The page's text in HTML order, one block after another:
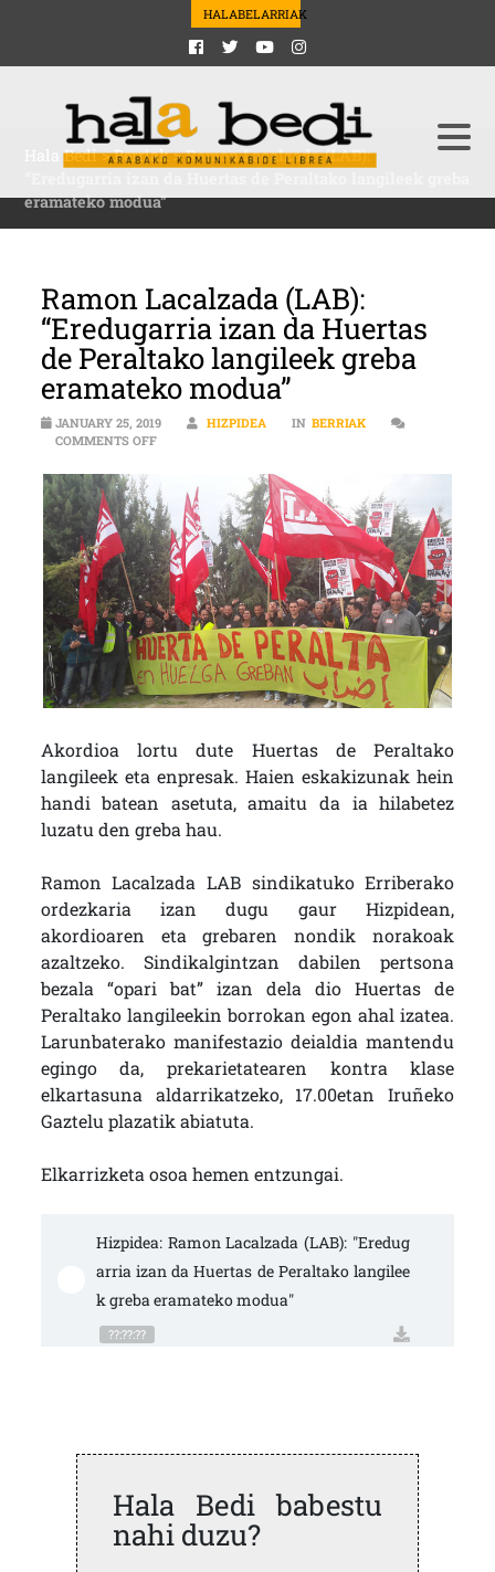
HALABELARRIAK
Hala Bedi>Berriak>Ramon Lacalzada (LAB):
eramateko modua”
Ramon Lacalzada (LAB):
“Eredugarria izan da Huertas
de Peraltako langileek greba
eramateko modua”
JANUARY 25, 2019 HIZPIDEA IN BERRIAK
COMMENTS OFFON RAMON LACALZADA (LAB): “EREDUGARRIA IZAN
Akordioa lortu dute Huertas de Peraltako
langileek eta enpresak. Haien eskakizunak hein
handi batean asetuta, amaitu da ia hilabetez
luzatu den greba hau.
Ramon Lacalzada LAB sindikatuko Erriberako
ordezkaria izan dugu gaur Hizpidean,
akordioaren eta grebaren nondik norakoak
azaltzeko. Sindikalgintzan dabilen pertsona
bezala “opari bat” izan dela dio Huertas de
Peraltako langileekin borrokan egon ahal izatea.
Larunbaterako manifestazio deialdia mantendu
egingo da, prekarietatearen kontra klase
elkartasuna aldarrikatzeko, 17.00etan Iruñeko
Gaztelu plazatik abiatuta.
Elkarrizketa osoa hemen entzungai.
Hizpidea: Ramon Lacalzada (LAB): "Eredug
arria izan da Huertas de Peraltako langilee
k greba eramateko modua"
??:??:??
Hala Bedi babestu
nahi duzu?